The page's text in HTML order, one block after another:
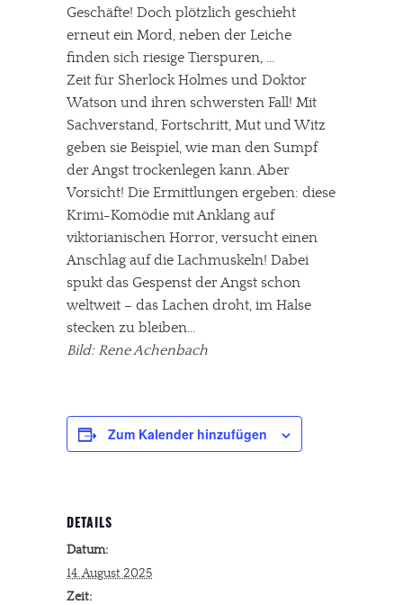
Geschäfte! Doch plötzlich geschieht
erneut ein Mord, neben der Leiche
finden sich riesige Tierspuren, …
Zeit für Sherlock Holmes und Doktor
Watson und ihren schwersten Fall! Mit
Sachverstand, Fortschritt, Mut und Witz
geben sie Beispiel, wie man den Sumpf
der Angst trockenlegen kann. Aber
Vorsicht! Die Ermittlungen ergeben: diese
Krimi-Komödie mit Anklang auf
viktorianischen Horror, versucht einen
Anschlag auf die Lachmuskeln! Dabei
spukt das Gespenst der Angst schon
weltweit – das Lachen droht, im Halse
stecken zu bleiben…
Bild: Rene Achenbach
Zum Kalender hinzufügen
DETAILS
Datum:
14. August 2025
Zeit: